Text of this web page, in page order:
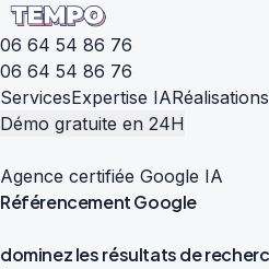
06 64 54 86 76
06 64 54 86 76
ServicesExpertise IARéalisations
Démo gratuite en 24H
Agence certifiée Google IA
RéférencementGoogle
dominezlesrésultatsderecherc